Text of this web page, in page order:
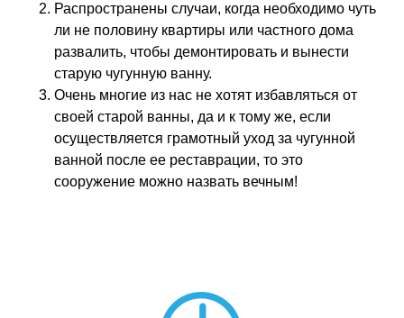
Распространены случаи, когда необходимо чуть
ли не половину квартиры или частного дома
развалить, чтобы демонтировать и вынести
старую чугунную ванну.
Очень многие из нас не хотят избавляться от
своей старой ванны, да и к тому же, если
осуществляется грамотный уход за чугунной
ванной после ее реставрации, то это
сооружение можно назвать вечным!